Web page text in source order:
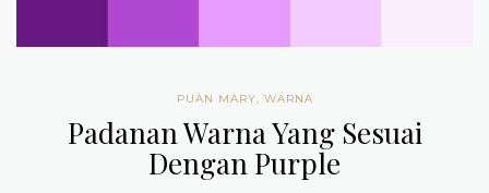
PUAN MARY, WARNA
Padanan Warna Yang Sesuai
Dengan Purple